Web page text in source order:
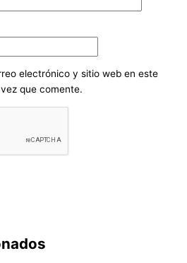
electrónico y sitio web en este
que comente.